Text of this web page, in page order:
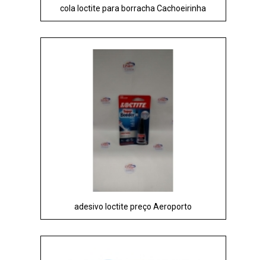
cola loctite para borracha Cachoeirinha
adesivo loctite preço Aeroporto